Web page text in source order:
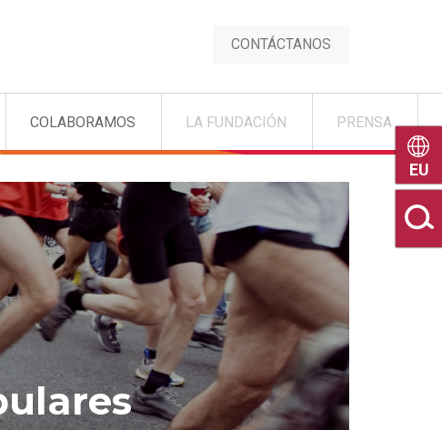
CONTÁCTANOS
COLABORAMOS LA FUNDACIÓN PRENSA